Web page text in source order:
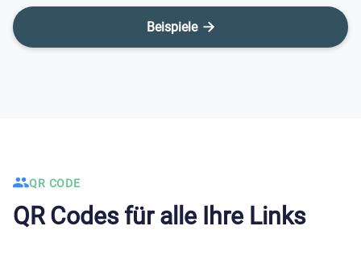
Beispiele 
QR CODE
QR Codes für alle Ihre Links